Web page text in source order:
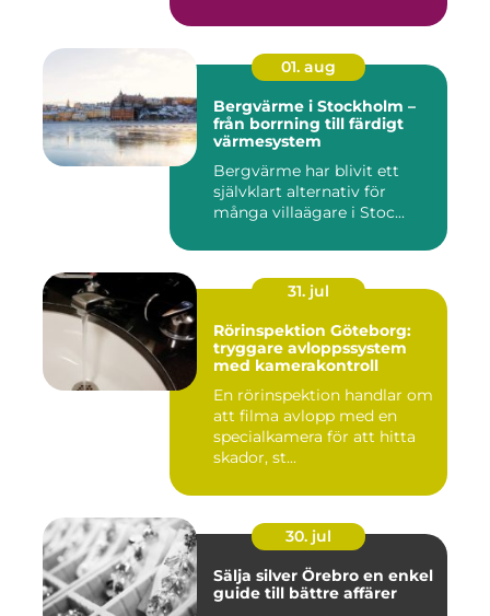
01. aug
Bergvärme i Stockholm –
från borrning till färdigt
värmesystem
Bergvärme har blivit ett
självklart alternativ för
många villaägare i Stoc...
31. jul
Rörinspektion Göteborg:
tryggare avloppssystem
med kamerakontroll
En rörinspektion handlar om
att filma avlopp med en
specialkamera för att hitta
skador, st...
30. jul
Sälja silver Örebro en enkel
guide till bättre affärer